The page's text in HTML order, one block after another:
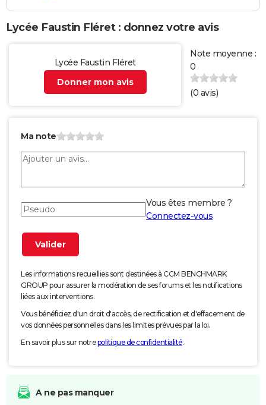
Lycée Faustin Fléret : donnez votre avis
Lycée Faustin Fléret
Donner mon avis
Note moyenne :
0
(0 avis)
Ma note
Vous êtes membre ?
Connectez-vous
Les informations recueillies sont destinées à CCM BENCHMARK
GROUP pour assurer la modération de ses forums et les notifications
liées aux interventions.
Vous bénéficiez d'un droit d'accès, de rectification et d'effacement de
vos données personnelles dans les limites prévues par la loi.
En savoir plus sur notrepolitique de confidentialité.
A ne pas manquer